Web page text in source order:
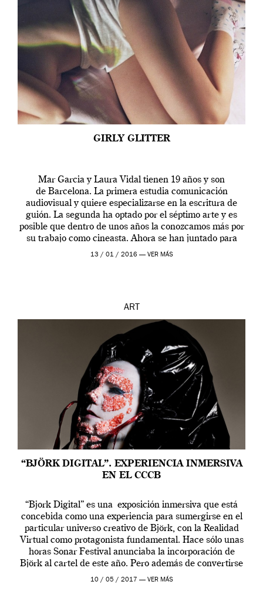
GIRLY GLITTER
Mar Garcia y Laura Vidal tienen 19 años y son
de Barcelona. La primera estudia comunicación
audiovisual y quiere especializarse en la escritura de
guión. La segunda ha optado por el séptimo arte y es
posible que dentro de unos años la conozcamos más por
su trabajo como cineasta. Ahora se han juntado para
contarnos una […]
13 / 01 / 2016 — VER MÁS
ART
“BJÖRK DIGITAL”. EXPERIENCIA INMERSIVA
EN EL CCCB
“Bjork Digital” es una exposición inmersiva que está
concebida como una experiencia para sumergirse en el
particular universo creativo de Björk, con la Realidad
Virtual como protagonista fundamental. Hace sólo unas
horas Sonar Festival anunciaba la incorporación de
Björk al cartel de este año. Pero además de convertirse
en una de las actuaciones más relevantes […]
10 / 05 / 2017 — VER MÁS